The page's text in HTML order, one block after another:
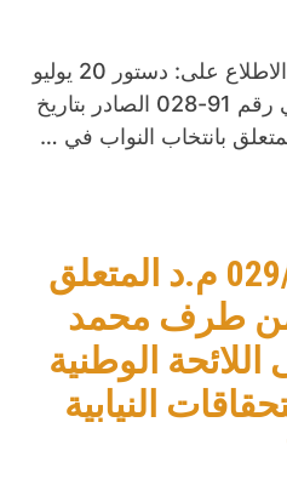
إن المجلس الدستوري بعد الاطلاع على: دستور 20 يوليو
1991 المراجع الأمر القانوني رقم 91-028 الصادر بتاريخ
القرار رقم 029/2023 م.د المتعلق
من طرف محمد
الوطنية
النيابية